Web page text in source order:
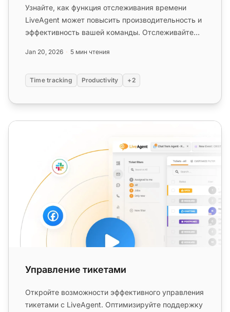
Узнайте, как функция отслеживания времени
LiveAgent может повысить производительность и
эффективность вашей команды. Отслеживайте
Jan 20, 2026 5 мин чтения
Time tracking Productivity +2
Управление тикетами
Управление тикетами
Откройте возможности эффективного управления
тикетами с LiveAgent. Оптимизируйте поддержку